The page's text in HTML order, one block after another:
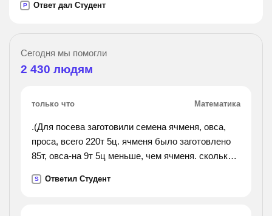
P Ответ дал Студент
Сегодня мы помогли
2 430 людям
только что Математика
.(Для посева заготовили семена ячменя, овса,
проса, всего 220т 5ц. ячменя было заготовлено
85т, овса-на 9т 5ц меньше, чем ячменя. сколько
S Ответил Студент